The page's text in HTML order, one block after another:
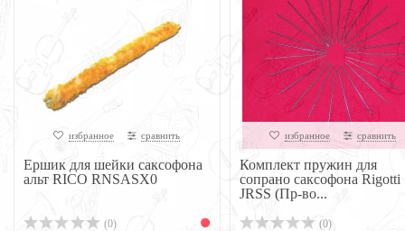
избранное сравнить
Ершик для шейки саксофона
альт RICO RNSASX0
(0)
избранное сравнить
Комплект пружин для
сопрано саксофона Rigotti
JRSS (Пр-во...
(0)